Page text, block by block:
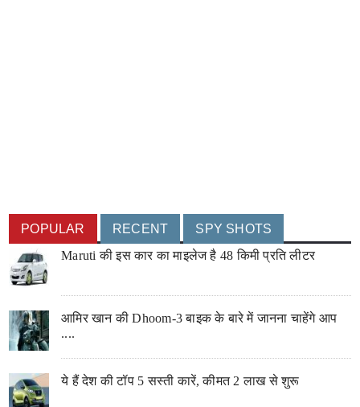
POPULAR RECENT
SPY SHOTS
Maruti की इस कार का माइलेज है 48 किमी प्रति लीटर
आमिर खान की Dhoom-3 बाइक के बारे में जानना चाहेंगे आप
....
ये हैं देश की टॉप 5 सस्ती कारें, कीमत 2 लाख से शुरू